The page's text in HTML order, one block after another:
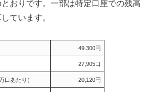
おりです。一部は特定口座での残高
ています。
49.300円
27,905口
口あたり） 20,120円